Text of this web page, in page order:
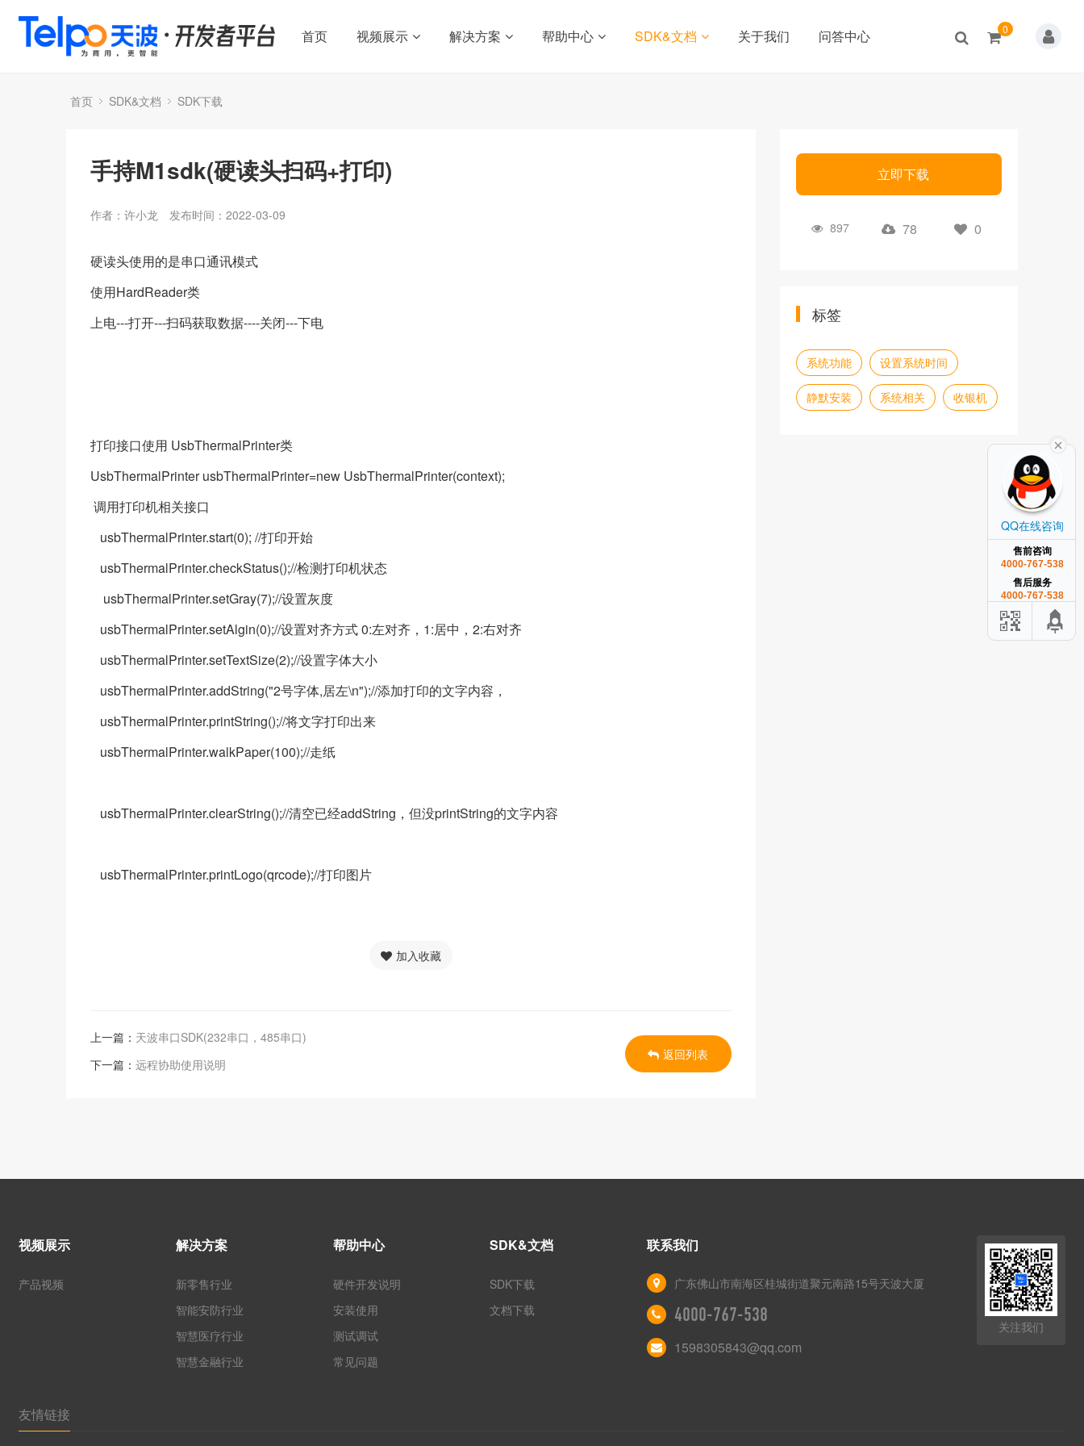
首页 视频展示 解决方案 帮助中心 SDK&文档 关于我们 问答中心 0
首页 SDK&文档 SDK下载
手持M1sdk(硬读头扫码+打印)
作者：许小龙 发布时间：2022-03-09
硬读头使用的是串口通讯模式
使用HardReader类
上电---打开---扫码获取数据----关闭---下电
打印接口使用 UsbThermalPrinter类
UsbThermalPrinter usbThermalPrinter=new UsbThermalPrinter(context);
调用打印机相关接口
usbThermalPrinter.start(0); //打印开始
usbThermalPrinter.checkStatus();//检测打印机状态
usbThermalPrinter.setGray(7);//设置灰度
usbThermalPrinter.setAlgin(0);//设置对齐方式 0:左对齐，1:居中，2:右对齐
usbThermalPrinter.setTextSize(2);//设置字体大小
usbThermalPrinter.addString("2号字体,居左\n");//添加打印的文字内容，
usbThermalPrinter.printString();//将文字打印出来
usbThermalPrinter.walkPaper(100);//走纸
usbThermalPrinter.clearString();//清空已经addString，但没printString的文字内容
usbThermalPrinter.printLogo(qrcode);//打印图片
加入收藏
上一篇： 天波串口SDK(232串口，485串口)
下一篇： 远程协助使用说明
返回列表
立即下载
897 78 0
标签
系统功能 设置系统时间
静默安装 系统相关 收银机
视频展示
产品视频
解决方案
新零售行业
智能安防行业
智慧医疗行业
智慧金融行业
帮助中心
硬件开发说明
安装使用
测试调试
常见问题
SDK&文档
SDK下载
文档下载
联系我们
广东佛山市南海区桂城街道聚元南路15号天波大厦
4000-767-538
1598305843@qq.com
关注我们
友情链接
QQ在线咨询
售前咨询
4000-767-538
售后服务
4000-767-538